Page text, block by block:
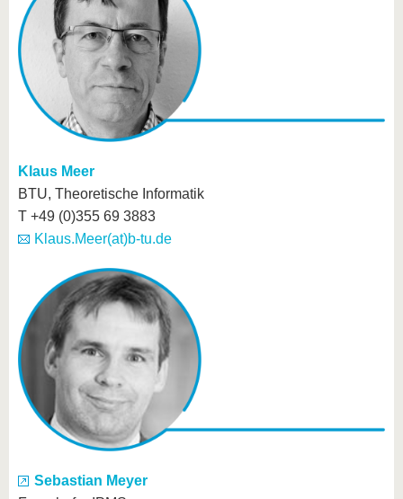
Klaus Meer
BTU, Theoretische Informatik
T +49 (0)355 69 3883
Klaus.Meer(at)b-tu.de
Sebastian Meyer